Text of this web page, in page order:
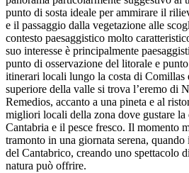
punto di sosta ideale per ammirare il
e il passaggio dalla vegetazione alle
contesto paesaggistico molto
suo interesse è principalmente
punto di osservazione del litorale e
itinerari locali lungo la costa di Comillas
superiore della valle si trova l’eremo di
Remedios, accanto a una pineta e al
migliori locali della zona dove gustare la
Cantabria e il pesce fresco. Il momento
tramonto in una giornata serena,
del Cantabrico, creando uno spettacolo
natura può offrire.